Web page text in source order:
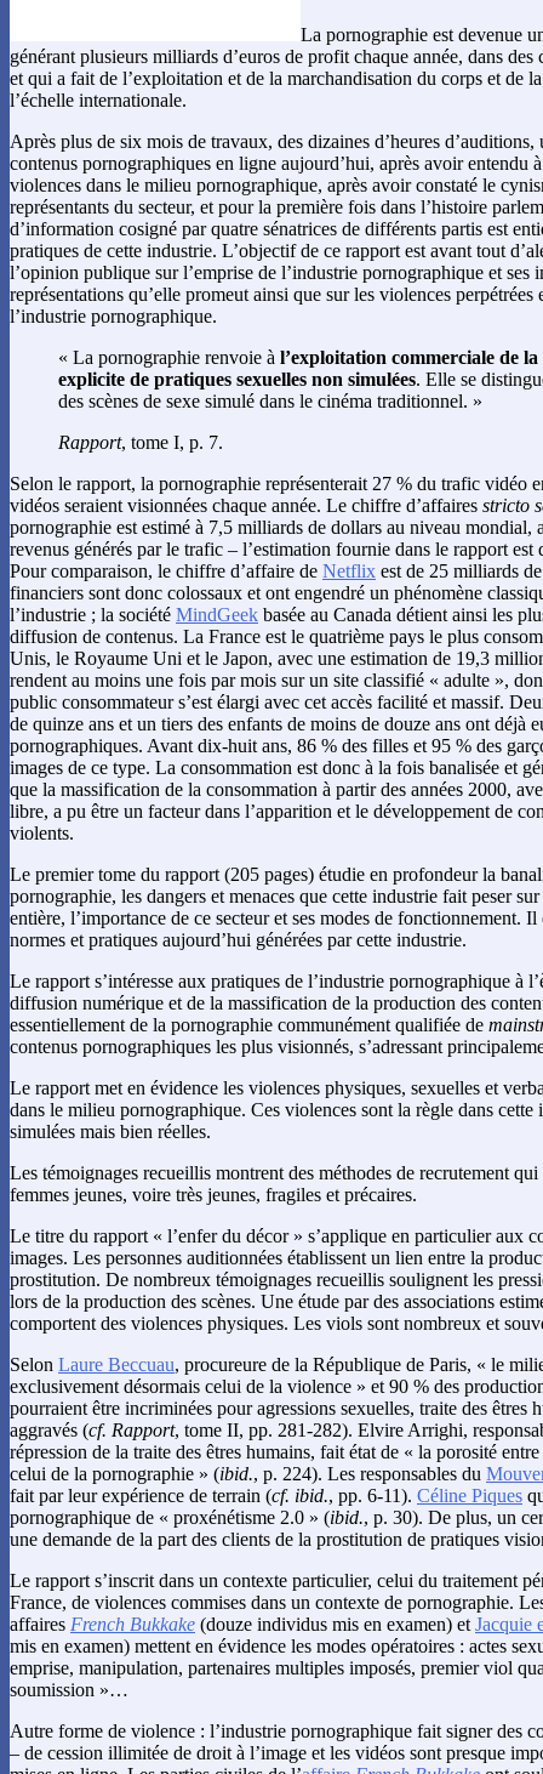
La pornographie est devenue
générant plusieurs milliards d’euros de profit chaque année, dans
et qui a fait de l’exploitation et de la marchandisation du corps et de
l’échelle internationale.
Après plus de six mois de travaux, des dizaines d’heures
contenus pornographiques en ligne aujourd’hui, après avoir entendu
violences dans le milieu pornographique, après avoir constaté le
représentants du secteur, et pour la première fois dans l’histoire
d’information cosigné par quatre sénatrices de différents partis est
pratiques de cette industrie. L’objectif de ce rapport est avant tout
l’opinion publique sur l’emprise de l’industrie pornographique et ses
représentations qu’elle promeut ainsi que sur les violences perpétrées
l’industrie pornographique.
« La pornographie renvoie à l’exploitation commerciale de
explicite de pratiques sexuelles non simulées. Elle se
des scènes de sexe simulé dans le cinéma traditionnel. »
Rapport, tome I, p. 7.
Selon le rapport, la pornographie représenterait 27 % du trafic vidéo
vidéos seraient visionnées chaque année. Le chiffre d’affaires stricto
pornographie est estimé à 7,5 milliards de dollars au niveau mondial,
revenus générés par le trafic – l’estimation fournie dans le rapport
Pour comparaison, le chiffre d’affaire de Netflix est de 25 milliards
financiers sont donc colossaux et ont engendré un phénomène
l’industrie ; la société MindGeek basée au Canada détient ainsi les
diffusion de contenus. La France est le quatrième pays le plus
Unis, le Royaume Uni et le Japon, avec une estimation de 19,3
rendent au moins une fois par mois sur un site classifié « adulte »,
public consommateur s’est élargi avec cet accès facilité et massif.
de quinze ans et un tiers des enfants de moins de douze ans ont déjà
pornographiques. Avant dix-huit ans, 86 % des filles et 95 % des
images de ce type. La consommation est donc à la fois banalisée et
que la massification de la consommation à partir des années 2000,
libre, a pu être un facteur dans l’apparition et le développement de
violents.
Le premier tome du rapport (205 pages) étudie en profondeur la
pornographie, les dangers et menaces que cette industrie fait peser
entière, l’importance de ce secteur et ses modes de fonctionnement.
normes et pratiques aujourd’hui générées par cette industrie.
Le rapport s’intéresse aux pratiques de l’industrie pornographique à
diffusion numérique et de la massification de la production des
essentiellement de la pornographie communément qualifiée de
contenus pornographiques les plus visionnés, s’adressant
Le rapport met en évidence les violences physiques, sexuelles et
dans le milieu pornographique. Ces violences sont la règle dans cette
simulées mais bien réelles.
Les témoignages recueillis montrent des méthodes de recrutement
femmes jeunes, voire très jeunes, fragiles et précaires.
Le titre du rapport « l’enfer du décor » s’applique en particulier aux
images. Les personnes auditionnées établissent un lien entre la
prostitution. De nombreux témoignages recueillis soulignent les
lors de la production des scènes. Une étude par des associations
comportent des violences physiques. Les viols sont nombreux et
Selon Laure Beccuau, procureure de la République de Paris, « le
exclusivement désormais celui de la violence » et 90 % des
pourraient être incriminées pour agressions sexuelles, traite des êtres
aggravés (cf. Rapport, tome II, pp. 281-282). Elvire Arrighi,
répression de la traite des êtres humains, fait état de « la porosité
celui de la pornographie » (ibid., p. 224). Les responsables du
fait par leur expérience de terrain (cf. ibid., pp. 6-11). Céline Piques
pornographique de « proxénétisme 2.0 » (ibid., p. 30). De plus, un
une demande de la part des clients de la prostitution de pratiques
Le rapport s’inscrit dans un contexte particulier, celui du traitement
France, de violences commises dans un contexte de pornographie.
affaires French Bukkake (douze individus mis en examen) et Jacquie
mis en examen) mettent en évidence les modes opératoires : actes
emprise, manipulation, partenaires multiples imposés, premier viol
soumission »…
Autre forme de violence : l’industrie pornographique fait signer des
– de cession illimitée de droit à l’image et les vidéos sont presque